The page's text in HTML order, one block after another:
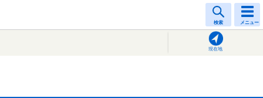
検索 メニュー
現在地